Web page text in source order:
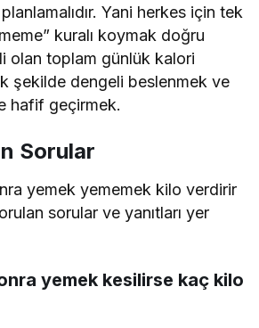
Yani herkes için tek
kuralı koymak doğru
olan toplam günlük kalori
şekilde dengeli beslenmek ve
hafif geçirmek.
Sorular
yemek yememek kilo verdirir
sorular ve yanıtları yer
yemek kesilirse kaç kilo